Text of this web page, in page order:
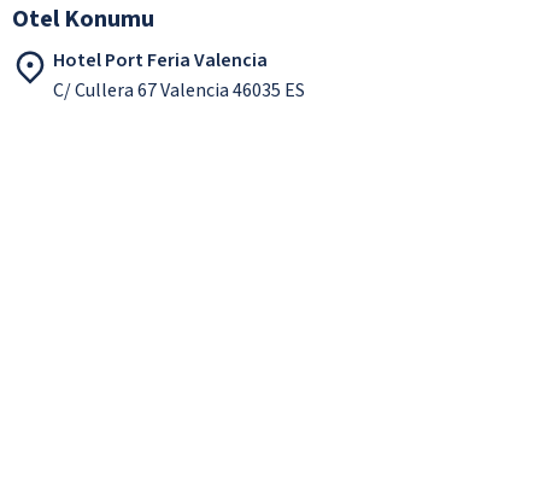
Otel Konumu
Hotel Port Feria Valencia
C/ Cullera 67 Valencia 46035 ES